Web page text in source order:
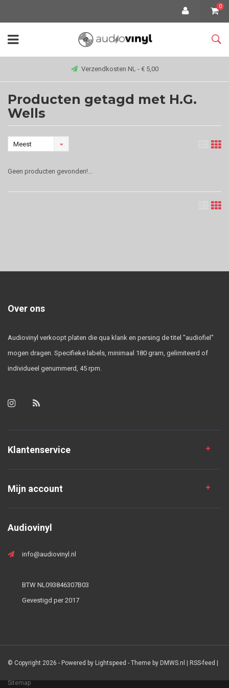
0
Verzendkosten NL - € 5,00
Producten getagd met H.G.
Wells
Meest
Geen producten gevonden!...
Over ons
Audiovinyl verkoopt platen die qua klank en persing de titel "audiofiel"
mogen dragen. Specifieke labels, minimaal 180 gram, gelimiteerd of
individueel genummerd, 45 rpm.
Klantenservice
Mijn account
Audiovinyl
info@audiovinyl.nl
BTW NL093846307B03
Gevestigd per 2017
© Copyright 2026 - Powered by Lightspeed - Theme by DMWS.nl RSS-feed
Sitemap